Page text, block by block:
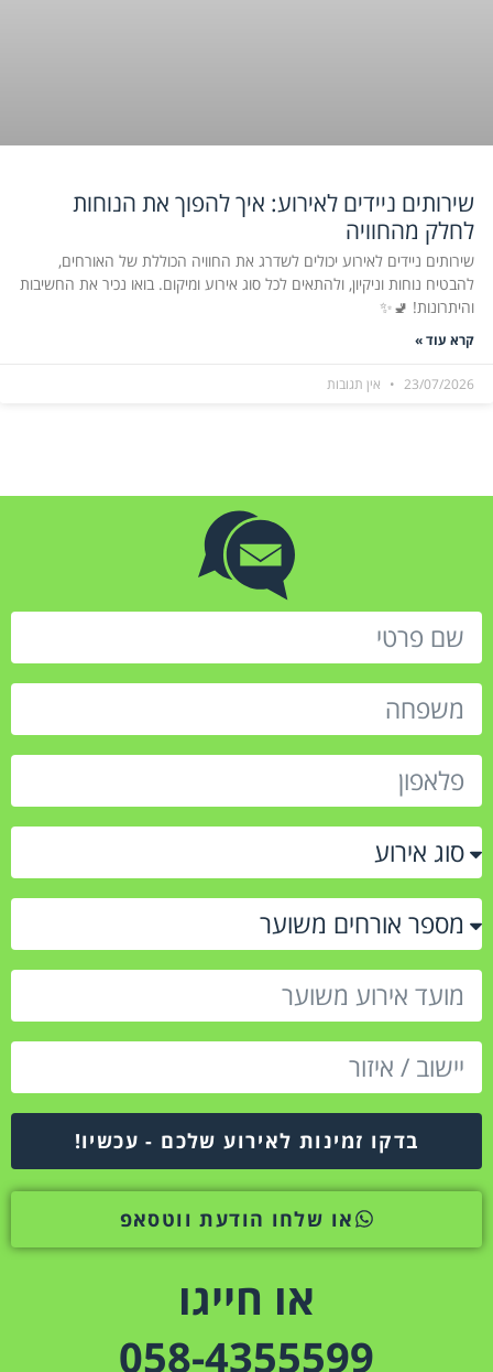
שירותים ניידים לאירוע: איך להפוך את הנוחות
לחלק מהחוויה
שירותים ניידים לאירוע יכולים לשדרג את החוויה הכוללת של האורחים,
להבטיח נוחות וניקיון, ולהתאים לכל סוג אירוע ומיקום. בואו נכיר את החשיבות
והיתרונות! 🚽✨
קרא עוד »
23/07/2026 אין תגובות
בדקו זמינות לאירוע שלכם - עכשיו!
או שלחו הודעת ווטסאפ
או חייגו
058-4355599